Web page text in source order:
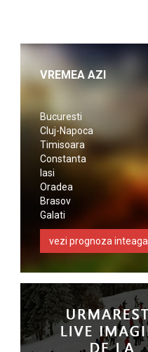
VREMEA AZI
Bucuresti
Cluj-Napoca
Timisoara
Constanta
Iasi
Oradea
Brasov
Galati
vezi prognoza inteaga